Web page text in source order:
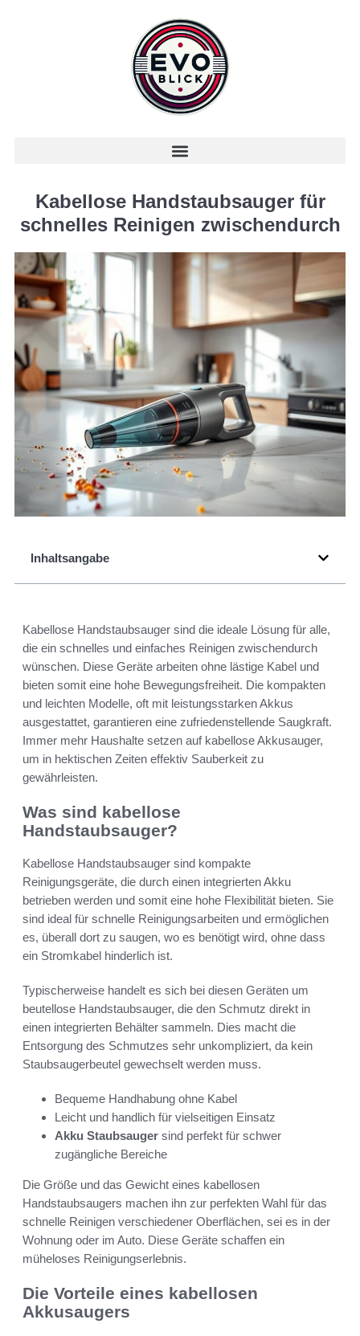
Kabellose Handstaubsauger für
schnelles Reinigen zwischendurch
Inhaltsangabe
Kabellose Handstaubsauger sind die ideale Lösung für alle,
die ein schnelles und einfaches Reinigen zwischendurch
wünschen. Diese Geräte arbeiten ohne lästige Kabel und
bieten somit eine hohe Bewegungsfreiheit. Die kompakten
und leichten Modelle, oft mit leistungsstarken Akkus
ausgestattet, garantieren eine zufriedenstellende Saugkraft.
Immer mehr Haushalte setzen auf kabellose Akkusauger,
um in hektischen Zeiten effektiv Sauberkeit zu
gewährleisten.
Was sind kabellose
Handstaubsauger?
Kabellose Handstaubsauger sind kompakte
Reinigungsgeräte, die durch einen integrierten Akku
betrieben werden und somit eine hohe Flexibilität bieten. Sie
sind ideal für schnelle Reinigungsarbeiten und ermöglichen
es, überall dort zu saugen, wo es benötigt wird, ohne dass
ein Stromkabel hinderlich ist.
Typischerweise handelt es sich bei diesen Geräten um
beutellose Handstaubsauger, die den Schmutz direkt in
einen integrierten Behälter sammeln. Dies macht die
Entsorgung des Schmutzes sehr unkompliziert, da kein
Staubsaugerbeutel gewechselt werden muss.
Bequeme Handhabung ohne Kabel
Leicht und handlich für vielseitigen Einsatz
Akku Staubsauger sind perfekt für schwer
zugängliche Bereiche
Die Größe und das Gewicht eines kabellosen
Handstaubsaugers machen ihn zur perfekten Wahl für das
schnelle Reinigen verschiedener Oberflächen, sei es in der
Wohnung oder im Auto. Diese Geräte schaffen ein
müheloses Reinigungserlebnis.
Die Vorteile eines kabellosen
Akkusaugers